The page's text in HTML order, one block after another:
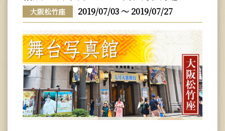
大阪松竹座 2019/07/03 ～ 2019/07/27